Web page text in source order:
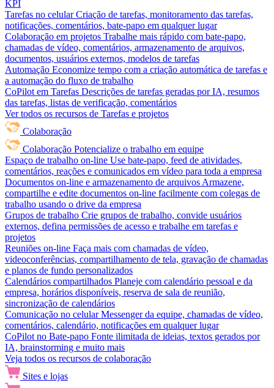
KPI
Tarefas no celular Criação de tarefas, monitoramento das tarefas,
notificações, comentários, bate-papo em qualquer lugar
Colaboração em projetos Trabalhe mais rápido com bate-papo,
chamadas de vídeo, comentários, armazenamento de arquivos,
documentos, usuários externos, modelos de tarefas
Automação Economize tempo com a criação automática de tarefas e
a automação do fluxo de trabalho
CoPilot em Tarefas Descrições de tarefas geradas por IA, resumos
das tarefas, listas de verificação, comentários
Ver todos os recursos de Tarefas e projetos
Colaboração
Colaboração Potencialize o trabalho em equipe
Espaço de trabalho on-line Use bate-papo, feed de atividades,
comentários, reações e comunicados em vídeo para toda a empresa
Documentos on-line e armazenamento de arquivos Armazene,
compartilhe e edite documentos on-line facilmente com colegas de
trabalho usando o drive da empresa
Grupos de trabalho Crie grupos de trabalho, convide usuários
externos, defina permissões de acesso e trabalhe em tarefas e
projetos
Reuniões on-line Faça mais com chamadas de vídeo,
videoconferências, compartilhamento de tela, gravação de chamadas
e planos de fundo personalizados
Calendários compartilhados Planeje com calendário pessoal e da
empresa, horários disponíveis, reserva de sala de reunião,
sincronização de calendários
Comunicação no celular Messenger da equipe, chamadas de vídeo,
comentários, calendário, notificações em qualquer lugar
CoPilot no Bate-papo Fonte ilimitada de ideias, textos gerados por
IA, brainstorming e muito mais
Veja todos os recursos de colaboração
Sites e lojas